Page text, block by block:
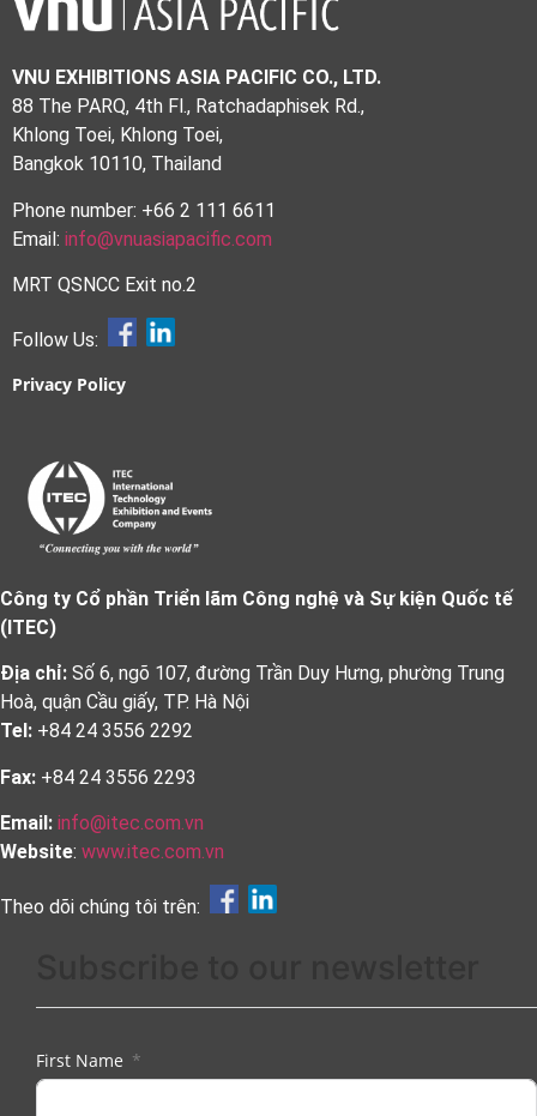
VNU EXHIBITIONS ASIA PACIFIC CO., LTD.
88 The PARQ, 4th Fl., Ratchadaphisek Rd.,
Khlong Toei, Khlong Toei,
Bangkok 10110, Thailand
Phone number: +66 2 111 6611
Email: info@vnuasiapacific.com
MRT QSNCC Exit no.2
Follow Us:
Privacy Policy
Công ty Cổ phần Triển lãm Công nghệ và Sự kiện Quốc tế
(ITEC)
Địa chỉ: Số 6, ngõ 107, đường Trần Duy Hưng, phường Trung
Hoà, quận Cầu giấy, TP. Hà Nội
Tel: +84 24 3556 2292
Fax: +84 24 3556 2293
Email: info@itec.com.vn
Website: www.itec.com.vn
Theo dõi chúng tôi trên:
First Name